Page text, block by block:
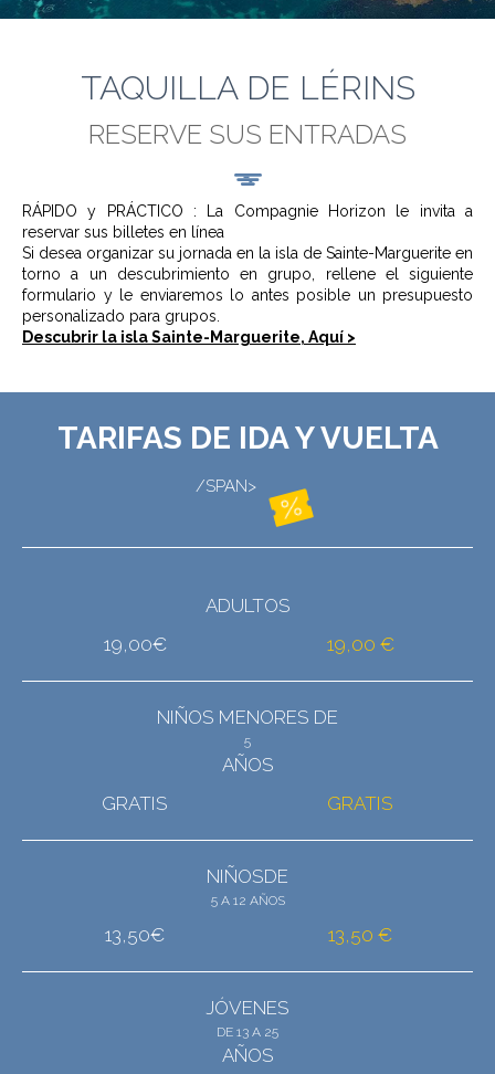
TAQUILLA DE LÉRINS
RESERVE SUS ENTRADAS
RÁPIDO y PRÁCTICO : La Compagnie Horizon le invita a
reservar sus billetes en línea
Si desea organizar su jornada en la isla de Sainte-Marguerite en
torno a un descubrimiento en grupo, rellene el siguiente
formulario y le enviaremos lo antes posible un presupuesto
personalizado para grupos.
Descubrir la isla Sainte-Marguerite, Aquí >
TARIFAS DE IDA Y VUELTA
/SPAN>
ADULTOS
19,00€
19,00 €
NIÑOS MENORES DE
5
AÑOS
GRATIS
GRATIS
NIÑOSDE
5 A 12 AÑOS
13,50€ 13,50 €
JÓVENES
DE 13 A 25
AÑOS